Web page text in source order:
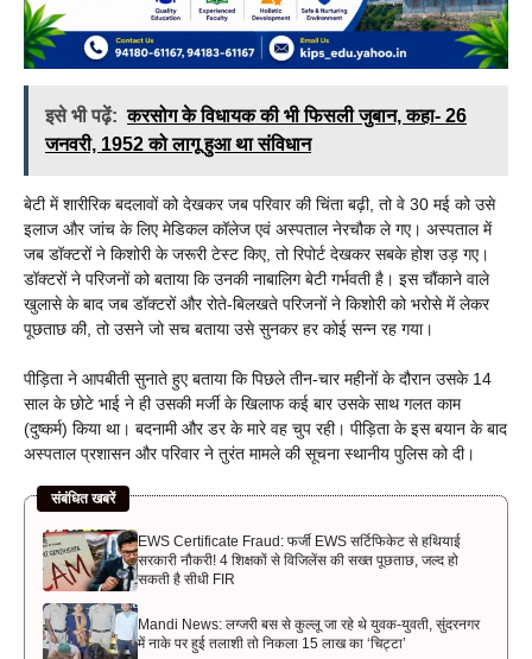
इसे भी पढ़ें: करसोग के विधायक की भी फिसली जुबान, कहा- 26
जनवरी, 1952 को लागू हुआ था संविधान
बेटी में शारीरिक बदलावों को देखकर जब परिवार की चिंता बढ़ी, तो वे 30 मई को उसे
इलाज और जांच के लिए मेडिकल कॉलेज एवं अस्पताल नेरचौक ले गए। अस्पताल में
जब डॉक्टरों ने किशोरी के जरूरी टेस्ट किए, तो रिपोर्ट देखकर सबके होश उड़ गए।
डॉक्टरों ने परिजनों को बताया कि उनकी नाबालिग बेटी गर्भवती है। इस चौंकाने वाले
खुलासे के बाद जब डॉक्टरों और रोते-बिलखते परिजनों ने किशोरी को भरोसे में लेकर
पूछताछ की, तो उसने जो सच बताया उसे सुनकर हर कोई सन्न रह गया।
पीड़िता ने आपबीती सुनाते हुए बताया कि पिछले तीन-चार महीनों के दौरान उसके 14
साल के छोटे भाई ने ही उसकी मर्जी के खिलाफ कई बार उसके साथ गलत काम
(दुष्कर्म) किया था। बदनामी और डर के मारे वह चुप रही। पीड़िता के इस बयान के बाद
अस्पताल प्रशासन और परिवार ने तुरंत मामले की सूचना स्थानीय पुलिस को दी।
संबंधित खबरें
EWS Certificate Fraud: फर्जी EWS सर्टिफिकेट से हथियाई
सरकारी नौकरी! 4 शिक्षकों से विजिलेंस की सख्त पूछताछ, जल्द हो
सकती है सीधी FIR
Mandi News: लग्जरी बस से कुल्लू जा रहे थे युवक-युवती, सुंदरनगर
में नाके पर हुई तलाशी तो निकला 15 लाख का ‘चिट्टा’